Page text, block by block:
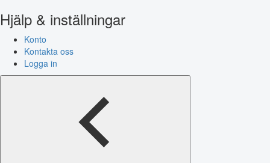
Hjälp & inställningar
Konto
Kontakta oss
Logga in